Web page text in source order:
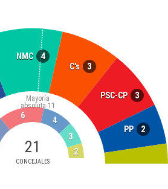
NMC 4
C's 3
PSC-CP 3
PP 2
21
CONCEJALES
Mayoría
absoluta 11
6
4
3
2